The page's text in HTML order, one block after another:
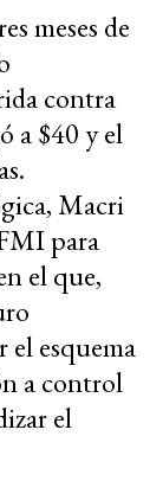
meses de
contra
a $40 y el
Macri
para
el que,
el esquema
a control
el